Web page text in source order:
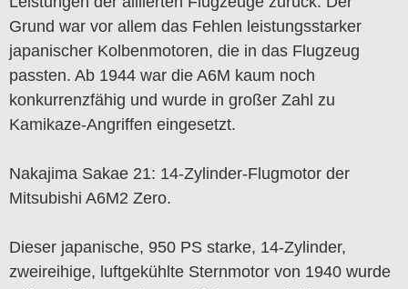
Grund war vor allem das Fehlen leistungsstarker
japanischer Kolbenmotoren, die in das Flugzeug
passten. Ab 1944 war die A6M kaum noch
konkurrenzfähig und wurde in großer Zahl zu
Kamikaze-Angriffen eingesetzt.
Nakajima Sakae 21: 14-Zylinder-Flugmotor der
Mitsubishi A6M2 Zero.
Dieser japanische, 950 PS starke, 14-Zylinder,
zweireihige, luftgekühlte Sternmotor von 1940 wurde